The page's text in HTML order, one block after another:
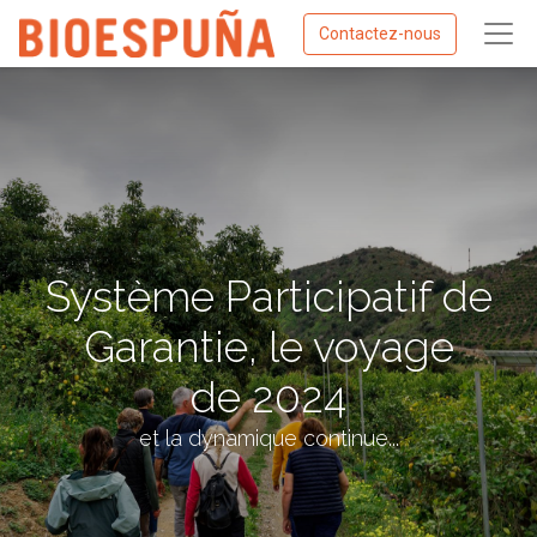
Contactez-nous
Système Participatif de
Garantie, le voyage
de 2024
et la dynamique continue...